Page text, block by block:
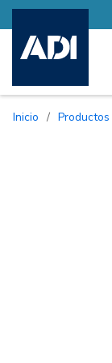
Inicio / Productos